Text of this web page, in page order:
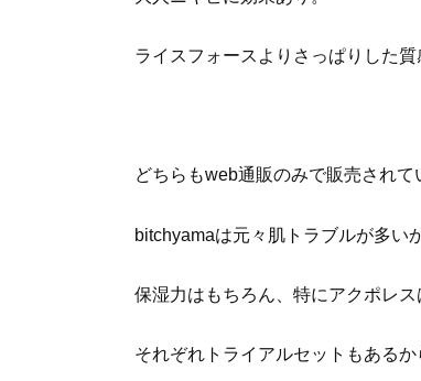
ライスフォースよりさっぱりした質
どちらもweb通販のみで販売されて
bitchyamaは元々肌トラブルが多い
保湿力はもちろん、特にアクポレ
それぞれトライアルセットもある